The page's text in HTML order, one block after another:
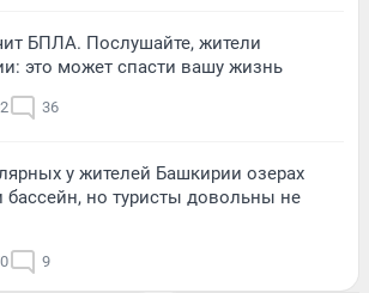
БПЛА. Послушайте, жители
это может спасти вашу жизнь
36
у жителей Башкирии озерах
бассейн, но туристы довольны не
9